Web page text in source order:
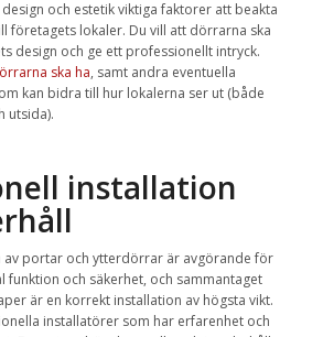
och estetik viktiga faktorer att beakta
företagets lokaler. Du vill att dörrarna ska
design och ge ett professionellt intryck.
ska ha, samt andra eventuella
kan bidra till hur lokalerna ser ut (både
utsida).
installation
av portar och ytterdörrar är avgörande för
funktion och säkerhet, och sammantaget
är en korrekt installation av högsta vikt.
installatörer som har erfarenhet och